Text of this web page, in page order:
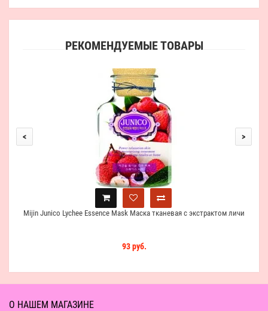
РЕКОМЕНДУЕМЫЕ ТОВАРЫ
Mijin Junico Lychee Essence Mask Маска тканевая c экстрактом личи
93 руб.
< >
О НАШЕМ МАГАЗИНЕ